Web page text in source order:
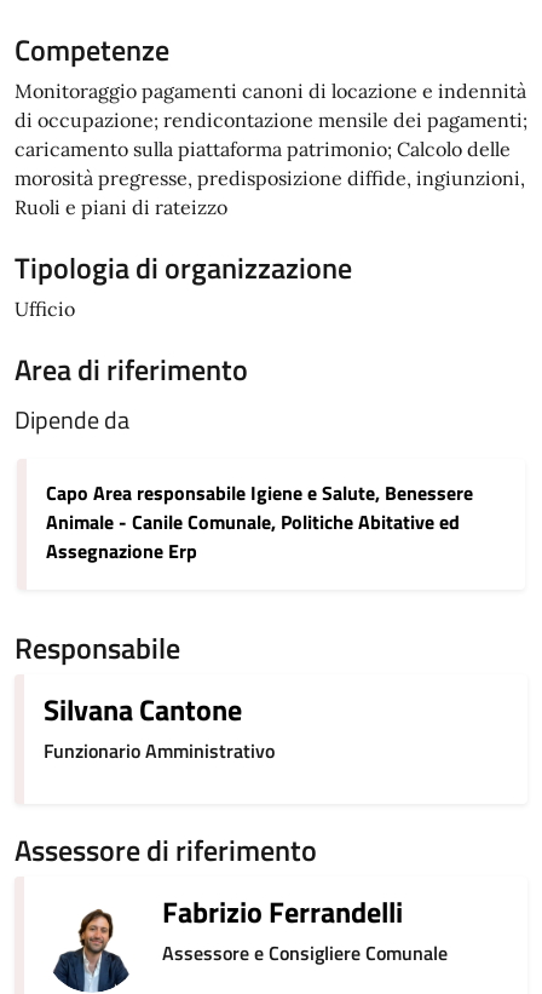
Competenze
Monitoraggio pagamenti canoni di locazione e indennità
di occupazione; rendicontazione mensile dei pagamenti;
caricamento sulla piattaforma patrimonio; Calcolo delle
morosità pregresse, predisposizione diffide, ingiunzioni,
Ruoli e piani di rateizzo
Tipologia di organizzazione
Ufficio
Area di riferimento
Dipende da
Capo Area responsabile Igiene e Salute, Benessere
Animale - Canile Comunale, Politiche Abitative ed
Assegnazione Erp
Responsabile
Silvana Cantone
Funzionario Amministrativo
Assessore di riferimento
Fabrizio Ferrandelli
Assessore e Consigliere Comunale